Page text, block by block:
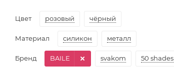
Цвет розовый чёрный
Материал cиликон металл
Бренд svakom 50
BAILE